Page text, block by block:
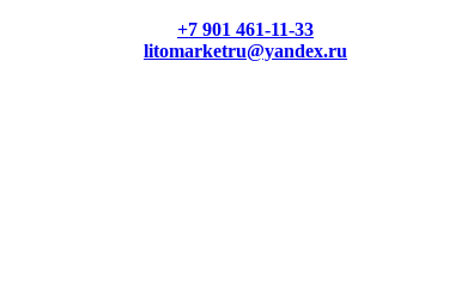
+7 901 461-11-33
litomarketru@yandex.ru